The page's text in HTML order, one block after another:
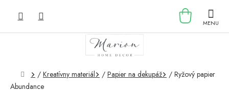
KOŠÍK
Domov
/ Kreatívny materiál / Papier na dekupáž / Ryžový papier
Abundance